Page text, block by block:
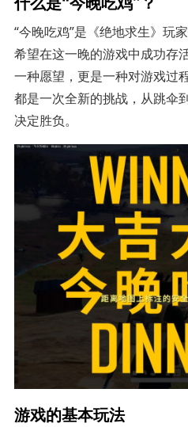
“今晚吃鸡”是《绝地求生》玩
希望在这一晚的游戏中成功存
一种愿望，更是一种对游戏过
都是一次全新的挑战，从跳伞
决定胜负。
游戏的基本玩法